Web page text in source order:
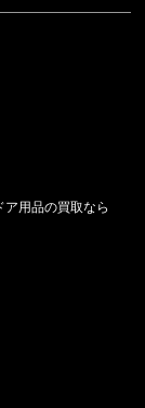
用品の買取なら